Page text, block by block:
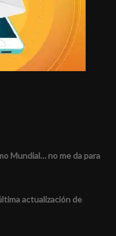
Mundial… no me da para
actualización de